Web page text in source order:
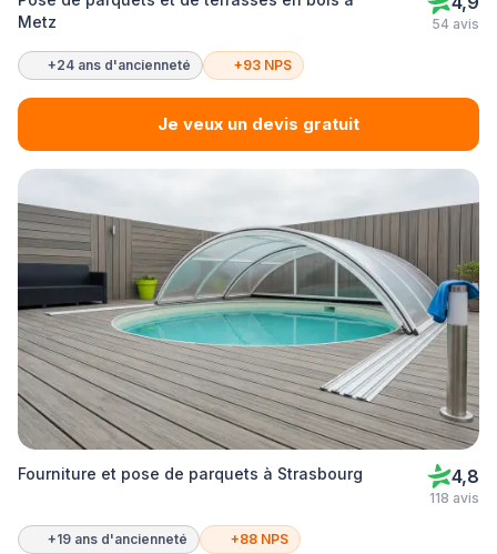
Metz
54 avis
+24 ans d'ancienneté +93 NPS
Je veux un devis gratuit
Fourniture et pose de parquets à Strasbourg 4,8
118 avis
+19 ans d'ancienneté +88 NPS